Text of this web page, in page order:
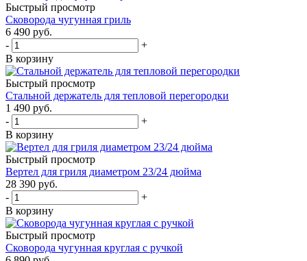
Быстрый просмотр
Сковорода чугунная гриль
6 490 руб.
-
+
В корзину
Быстрый просмотр
Стальной держатель для тепловой перегородки
1 490 руб.
-
+
В корзину
Быстрый просмотр
Вертел для гриля диаметром 23/24 дюйма
28 390 руб.
-
+
В корзину
Быстрый просмотр
Сковорода чугунная круглая с ручкой